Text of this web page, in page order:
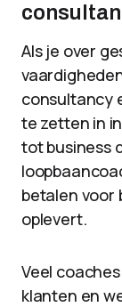
Als je over
consultancy
te zetten in
tot business
betalen voor
oplevert.
Veel
klanten en